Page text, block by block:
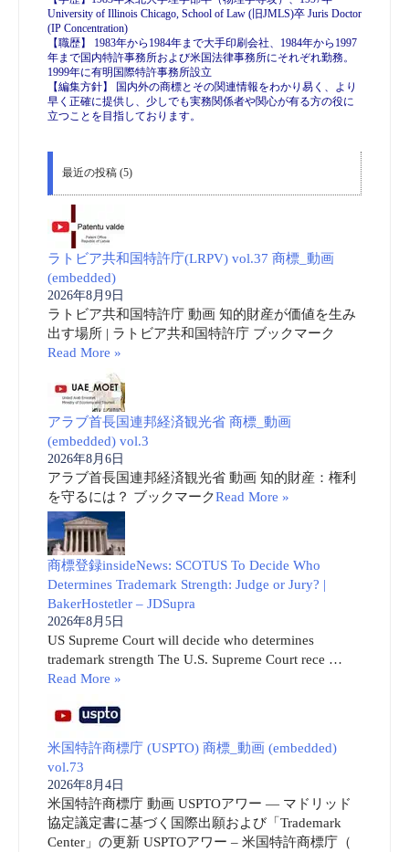
University of Illinois Chicago, School of Law (旧JMLS)卒 Juris Doctor
(IP Concentration)
【職歴】 1983年から1984年まで大手印刷会社、1984年から1997
年まで国内特許事務所および米国法律事務所にそれぞれ勤務。
1999年に有明国際特許事務所設立
【編集方針】 国内外の商標とその関連情報をわかり易く、より
早く正確に提供し、少しでも実務関係者や関心が有る方の役に
立つことを目指しております。
最近の投稿 (5)
ラトビア共和国特許庁(LRPV) vol.37 商標_動画
(embedded)
2026年8月9日
ラトビア共和国特許庁 動画 知的財産が価値を生み
出す場所 | ラトビア共和国特許庁 ブックマーク
Read More »
アラブ首長国連邦経済観光省 商標_動画
(embedded) vol.3
2026年8月6日
アラブ首長国連邦経済観光省 動画 知的財産：権利
を守るには？ ブックマークRead More »
商標登録insideNews: SCOTUS To Decide Who
Determines Trademark Strength: Judge or Jury? |
BakerHostetler – JDSupra
2026年8月5日
US Supreme Court will decide who determines
trademark strength The U.S. Supreme Court rece …
Read More »
米国特許商標庁 (USPTO) 商標_動画 (embedded)
vol.73
2026年8月4日
米国特許商標庁 動画 USPTOアワー ― マドリッド
協定議定書に基づく国際出願および「Trademark
Center」の更新 USPTOアワー – 米国特許商標庁（